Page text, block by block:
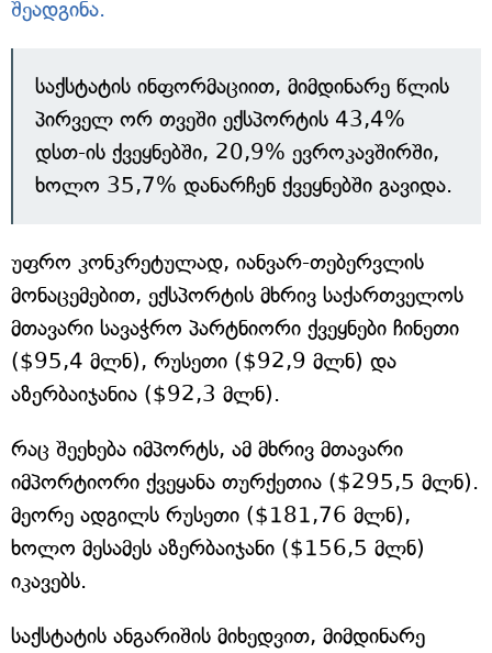
შეადგინა.
საქსტატის ინფორმაციით, მიმდინარე წლის
პირველ ორ თვეში ექსპორტის 43,4%
დსთ-ის ქვეყნებში, 20,9% ევროკავშირში,
ხოლო 35,7% დანარჩენ ქვეყნებში გავიდა.
უფრო კონკრეტულად, იანვარ-თებერვლის
მონაცემებით, ექსპორტის მხრივ საქართველოს
მთავარი სავაჭრო პარტნიორი ქვეყნები ჩინეთი
($95,4 მლნ), რუსეთი ($92,9 მლნ) და
აზერბაიჯანია ($92,3 მლნ).
რაც შეეხება იმპორტს, ამ მხრივ მთავარი
იმპორტიორი ქვეყანა თურქეთია ($295,5 მლნ).
მეორე ადგილს რუსეთი ($181,76 მლნ),
ხოლო მესამეს აზერბაიჯანი ($156,5 მლნ)
იკავებს.
საქსტატის ანგარიშის მიხედვით, მიმდინარე